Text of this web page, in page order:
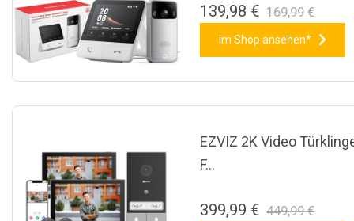
139,98 € 169,99 €
im Shop ansehen*
EZVIZ 2K Video
F…
399,99 € 449,99 €